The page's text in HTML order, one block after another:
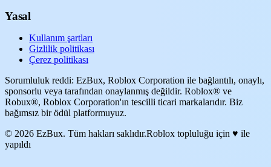
Yasal
Kullanım şartları
Gizlilik politikası
Çerez politikası
Sorumluluk reddi: EzBux, Roblox Corporation ile bağlantılı, onaylı,
sponsorlu veya tarafından onaylanmış değildir. Roblox® ve
Robux®, Roblox Corporation'ın tescilli ticari markalarıdır. Biz
bağımsız bir ödül platformuyuz.
© 2026 EzBux. Tüm hakları saklıdır.Roblox topluluğu için ♥ ile
yapıldı